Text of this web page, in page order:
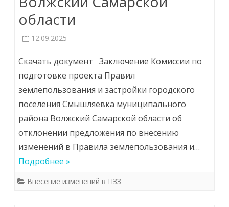
области
12.09.2025
Скачать документ Заключение Комиссии по
подготовке проекта Правил
землепользования и застройки городского
поселения Смышляевка муниципального
района Волжский Самарской области об
отклонении предложения по внесению
изменений в Правила землепользования и…
Подробнее »
Внесение изменений в ПЗЗ